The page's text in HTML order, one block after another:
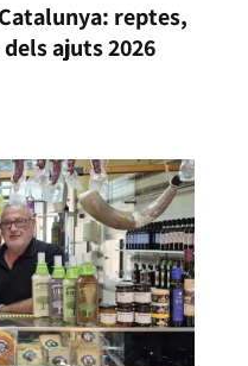
reptes,
ajuts 2026